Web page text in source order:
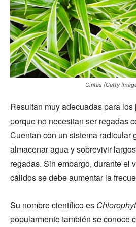
Cintas (Getty
Resultan muy adecuadas para
porque no necesitan ser regadas
Cuentan con un sistema radicular
almacenar agua y sobrevivir
regadas. Sin embargo, durante el
cálidos se debe aumentar la
Su nombre científico es
popularmente también se conoce